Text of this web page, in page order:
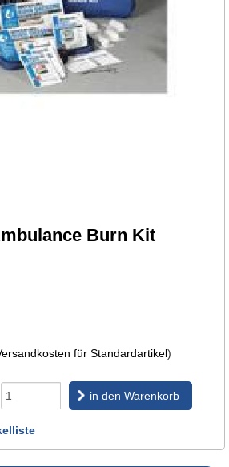
Burn Kit
für Standardartikel)
in den Warenkorb